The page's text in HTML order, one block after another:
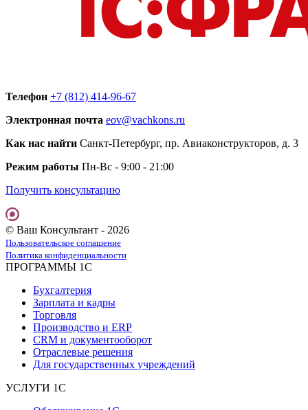
Телефон +7 (812) 414-96-67
Электронная почта eov@vachkons.ru
Как нас найти Санкт-Петербург, пр. Авиаконструкторов, д. 3
Режим работы Пн-Вс - 9:00 - 21:00
Получить консультацию
© Ваш Консультант - 2026
Пользовательское соглашение
Политика конфиденциальности
ПРОГРАММЫ 1С
Бухгалтерия
Зарплата и кадры
Торговля
Производство и ERP
CRM и документооборот
Отраслевые решения
Для государственных учреждений
УСЛУГИ 1С